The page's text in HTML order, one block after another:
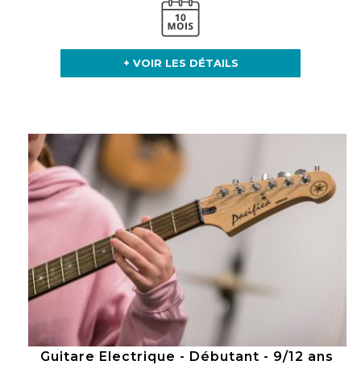
+ VOIR LES DÉTAILS
Guitare Electrique - Débutant - 9/12 ans